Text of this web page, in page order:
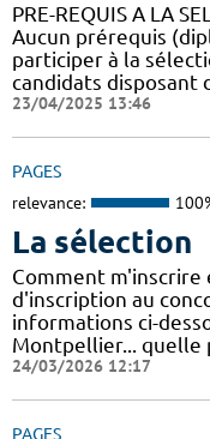
PRE-REQUIS A LA
Aucun prérequis
participer à la
candidats disposant
23/04/2025 13:46
PAGES
relevance:
La sélection
Comment
d'inscription au
informations ci-
Montpellier... quelle
24/03/2026 12:17
PAGES